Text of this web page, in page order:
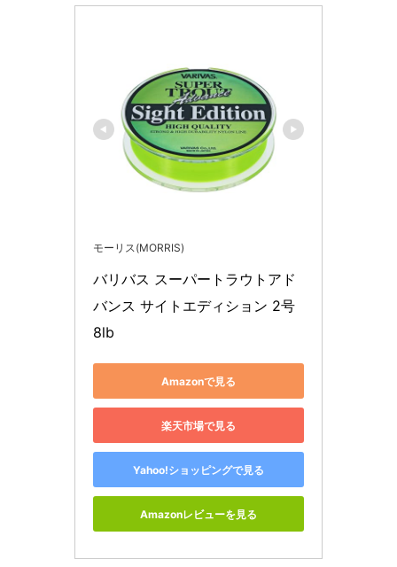
モーリス(MORRIS)
バリバス スーパートラウトアド
バンス サイトエディション 2号
8lb
Amazonで見る
楽天市場で見る
Yahoo!ショッピングで見る
Amazonレビューを見る